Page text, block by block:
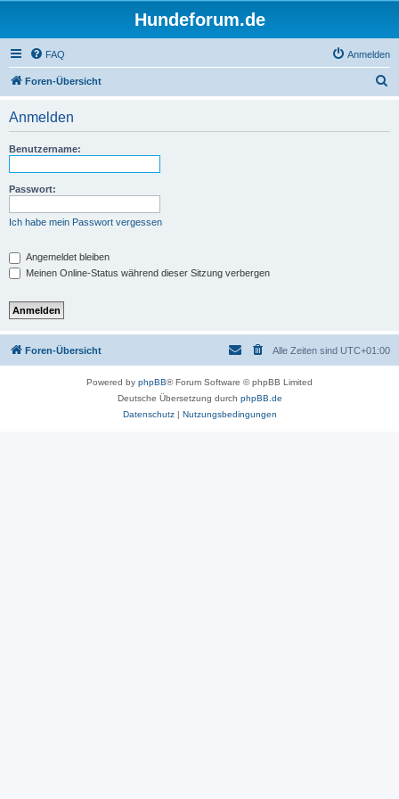
Hundeforum.de
FAQ Anmelden
Foren-Übersicht
Anmelden
Benutzername:
Passwort:
Ich habe mein Passwort vergessen
Angemeldet bleiben
Meinen Online-Status während dieser Sitzung verbergen
Foren-Übersicht Alle Zeiten sind UTC+01:00
Powered by phpBB® Forum Software © phpBB Limited
Deutsche Übersetzung durch phpBB.de
Datenschutz| Nutzungsbedingungen